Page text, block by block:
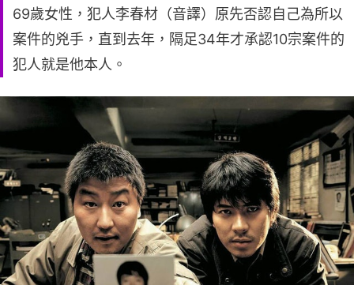
69歲女性，犯人李春材（音譯）原先否認自己為所以
案件的兇手，直到去年，隔足34年才承認10宗案件的
犯人就是他本人。